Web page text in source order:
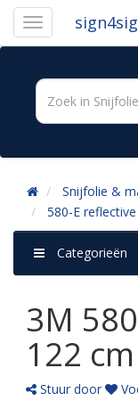
Snijfolie &
580-E reflective
Categorieën
3M
122 cm
Stuur door